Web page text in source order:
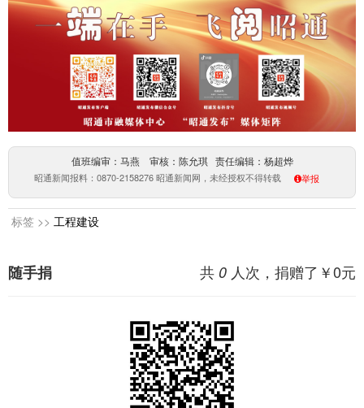
值班编审：马燕 审核：陈允琪 责任编辑：杨超烨
昭通新闻报料：0870-2158276 昭通新闻网，未经授权不得转载 举报
标签 >> 工程建设
共 0 人次，捐赠了￥0元
随手捐